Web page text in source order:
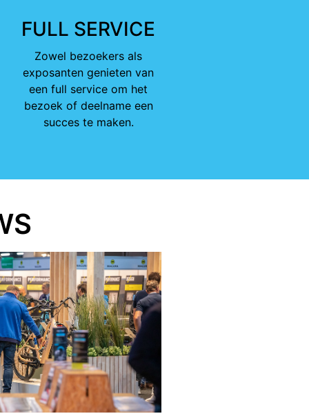
FULL SERVICE
Zowel bezoekers als
exposanten genieten van
een full service om het
bezoek of deelname een
succes te maken.